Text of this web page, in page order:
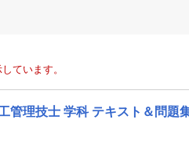
ています。
管理技士 学科 テキスト＆問題